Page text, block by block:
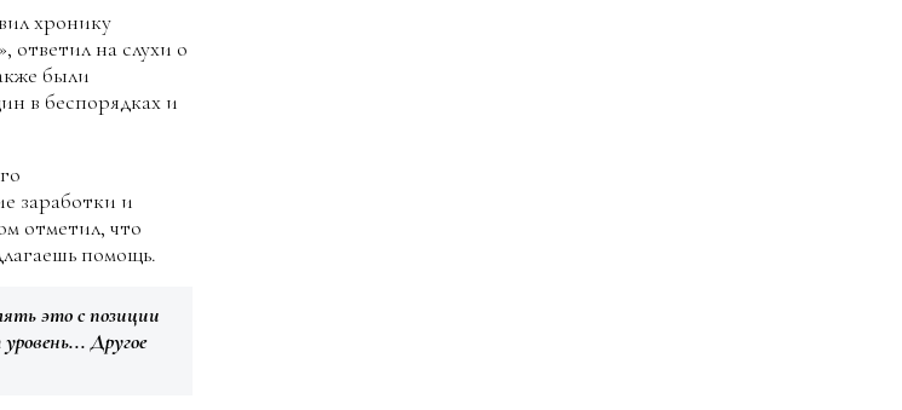
хронику
ответил на слухи о
были
в беспорядках и
заработки и
отметил, что
помощь.
это с позиции
Другое